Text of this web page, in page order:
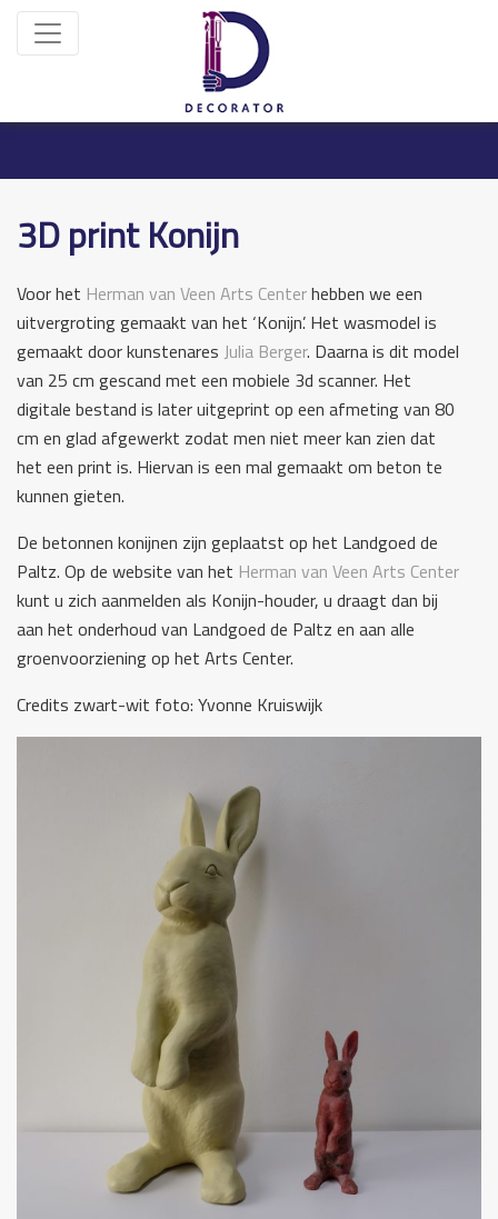
3D print Konijn
Voor het Herman van Veen Arts Centerhebben we een
uitvergroting gemaakt van het ‘Konijn’. Het wasmodel is
gemaakt door kunstenares Julia Berger. Daarna is dit model
van 25 cm gescand met een mobiele 3d scanner. Het
digitale bestand is later uitgeprint op een afmeting van 80
cm en glad afgewerkt zodat men niet meer kan zien dat
het een print is. Hiervan is een mal gemaakt om beton te
kunnen gieten.
De betonnen konijnen zijn geplaatst op het Landgoed de
Paltz. Op de website van het Herman van Veen Arts Center
kunt u zich aanmelden als Konijn-houder, u draagt dan bij
aan het onderhoud van Landgoed de Paltz en aan alle
groenvoorziening op het Arts Center.
Credits zwart-wit foto: Yvonne Kruiswijk
Bericht
navigatie